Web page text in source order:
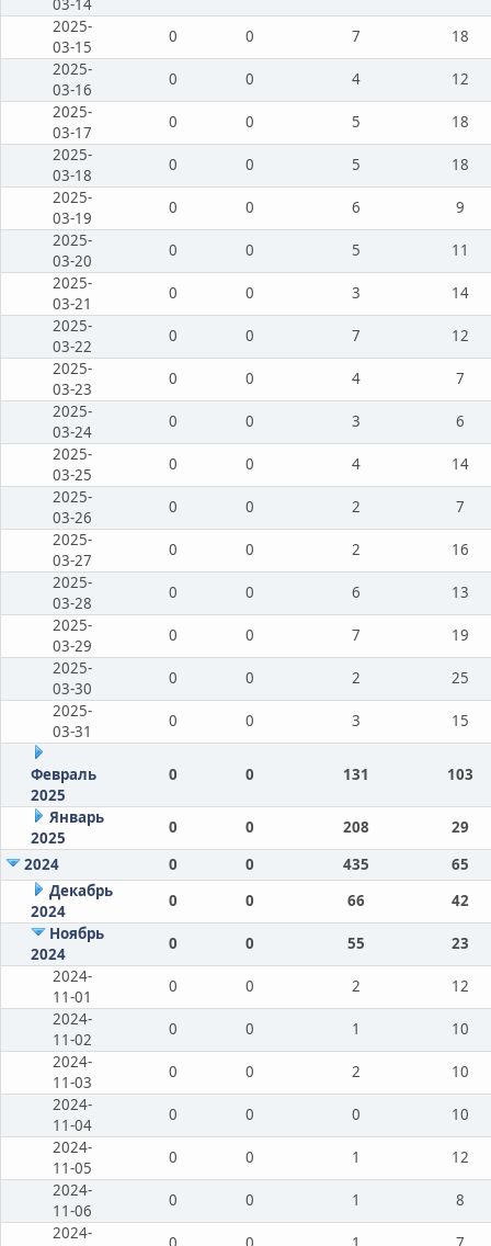
03-14
2025-
03-15
0 0 7
18
2025-
03-16
0 0 4
12
2025-
03-17
0 0 5
18
2025-
03-18
0 0 5
18
2025-
03-19
0 0 6
9
2025-
03-20
0 0 5
11
2025-
03-21
0 0 3
14
2025-
03-22
0 0 7
12
2025-
03-23
0 0 4
7
2025-
03-24
0 0 3
6
2025-
03-25
0 0 4
14
2025-
03-26
0 0 2
7
2025-
03-27
0 0 2
16
2025-
03-28
0 0 6
13
2025-
03-29
0 0 7
19
2025-
03-30
0 0 2
25
2025-
03-31
0 0 3 15
Февраль
2025
0 0 131 103
Январь
2025
0 0 208
29
2024
0 0 435
65
Декабрь
2024
0 0 66
42
Ноябрь
2024
0 0 55
23
2024-
11-01
0 0 2
12
2024-
11-02
0 0 1
10
2024-
11-03
0 0 2
10
2024-
11-04
0 0 0
10
2024-
11-05
0 0 1
12
2024-
11-06
0 0 1
8
2024-